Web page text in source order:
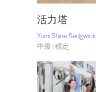
活力塔
Yumi Shine Sedgwick
中級 | 穩定